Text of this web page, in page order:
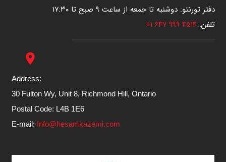
دفتر تورنتو: دوشنبه تا جمعه از ساعت ۹ صبح تا ۱۷:۳۰
تلفن:۴۵۱۴ ۹۹۹ ۶۴۷ ۱+
place
Address:
30 Fulton Wy, Unit 8, Richmond Hill, Ontario
Postal Code: L4B 1E6
E-mail: Info@hesamkazemi.com